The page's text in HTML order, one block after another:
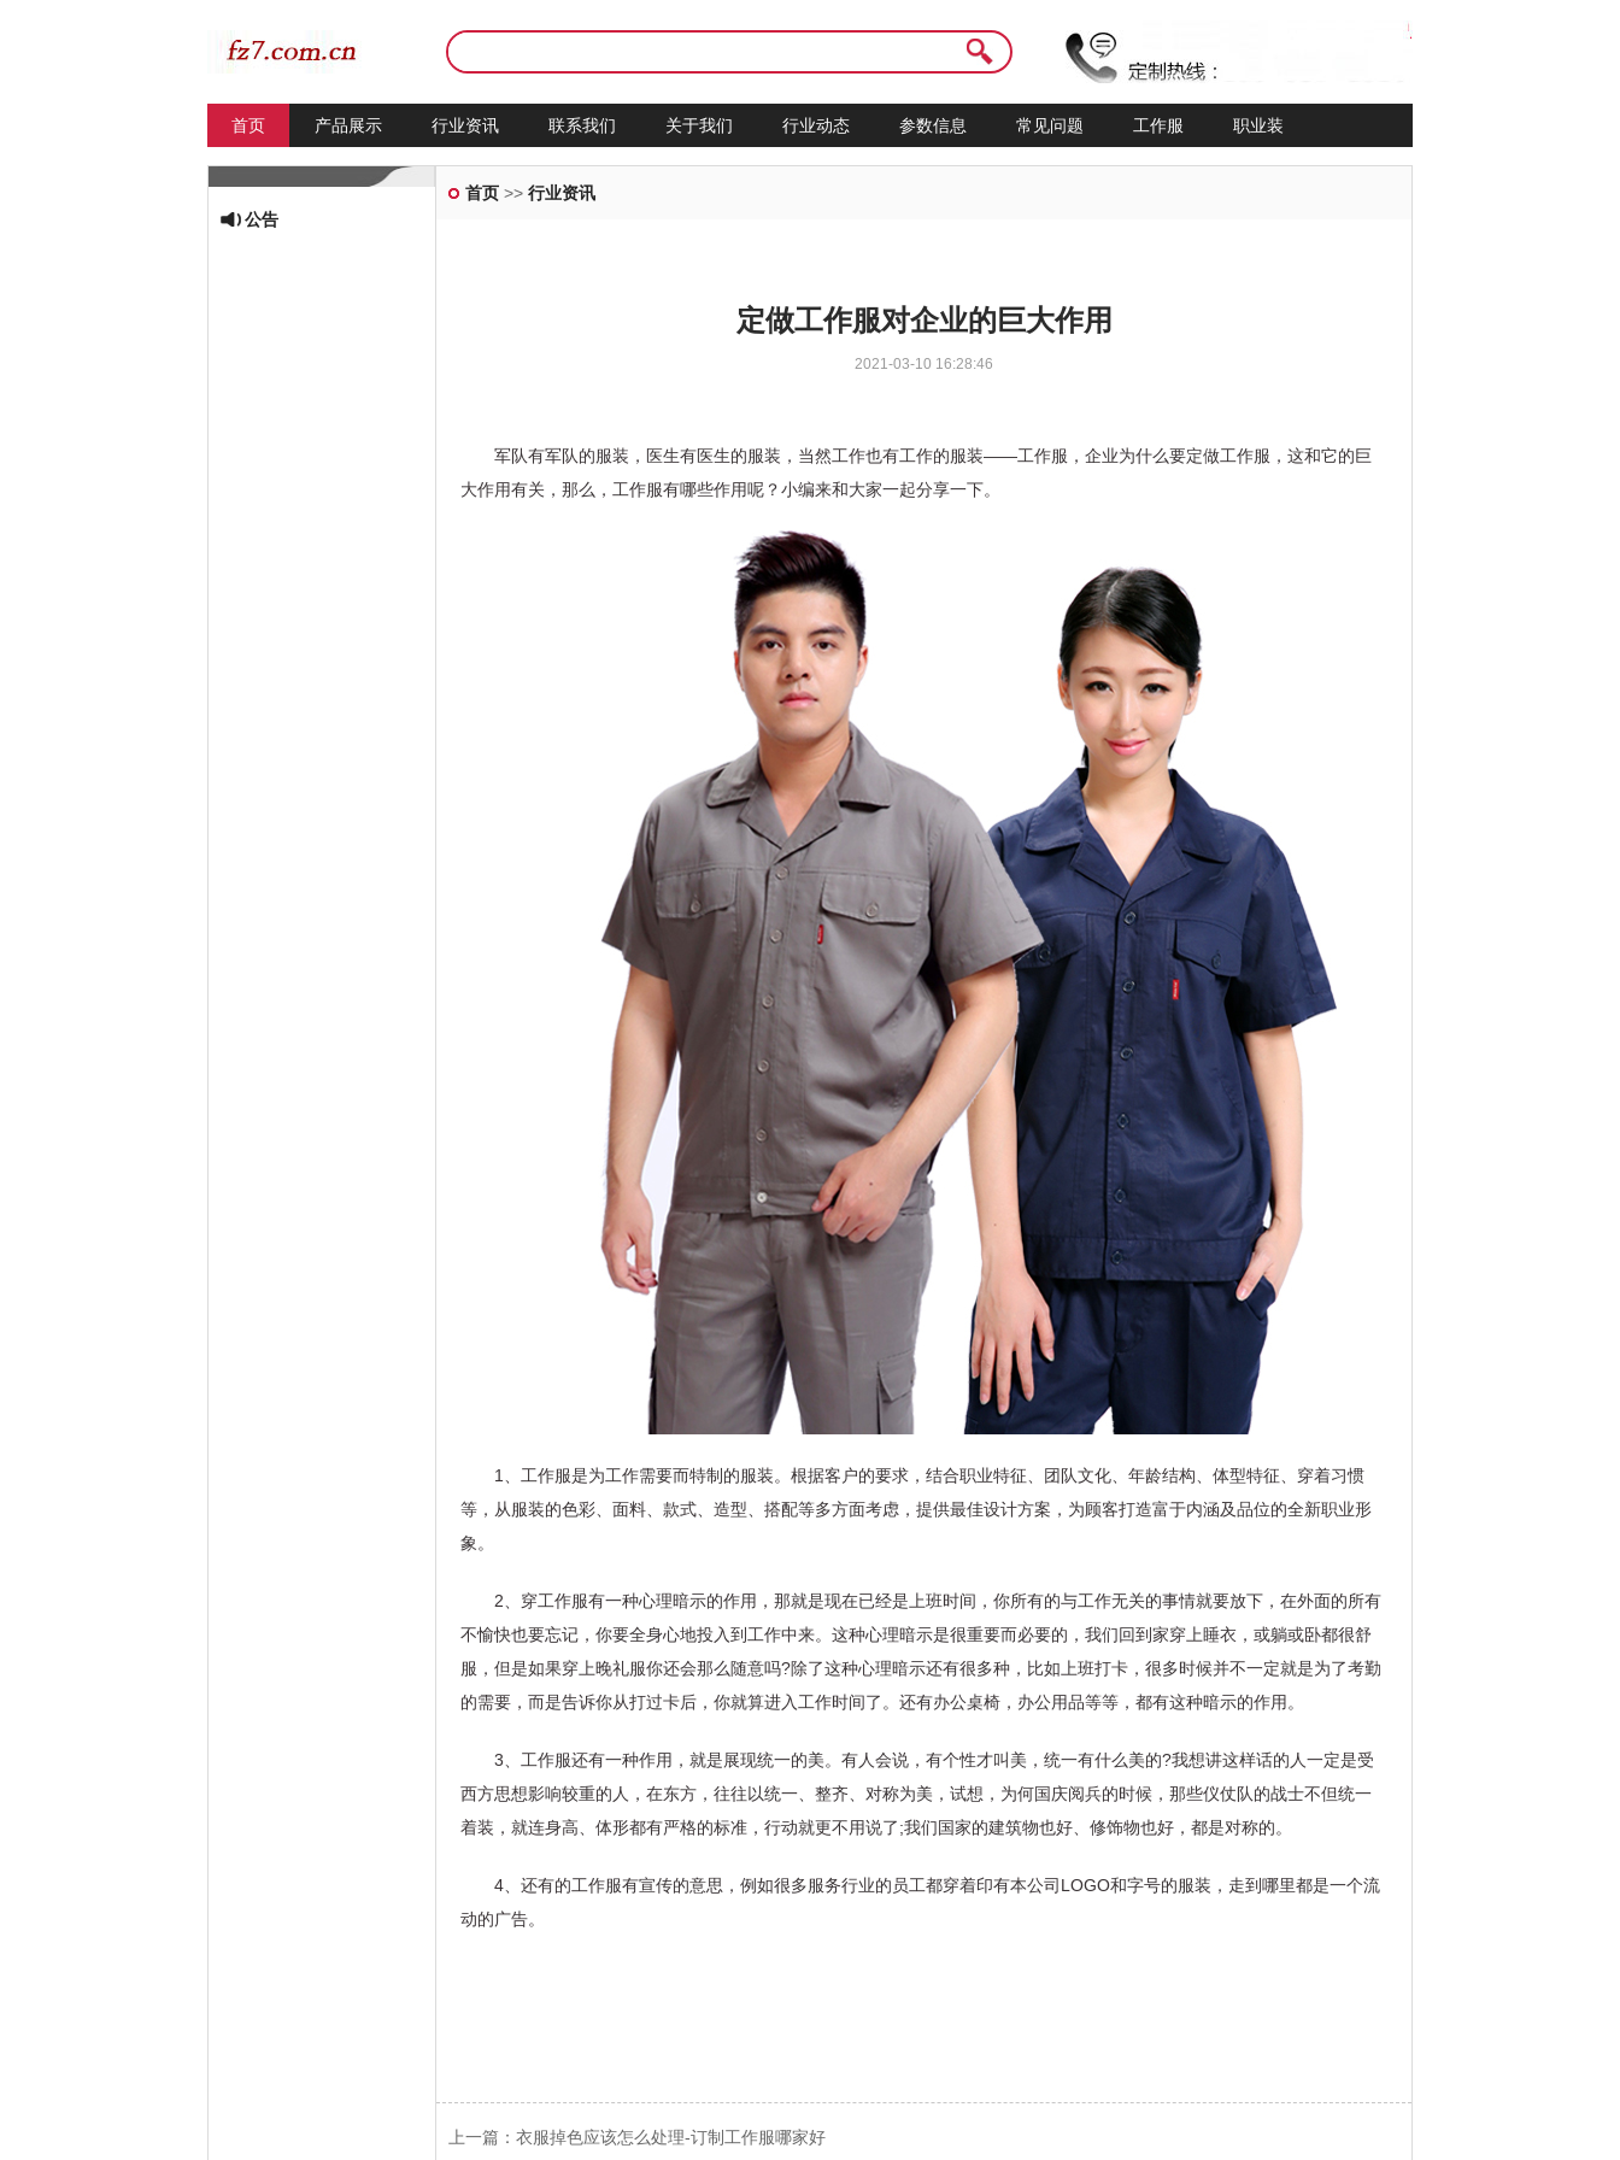
首页 产品展示 行业资讯 联系我们 关于我们 行业动态 参数信息 常见问题 工作服 职业装
首页 >>行业资讯
定做工作服对企业的巨大作用
2021-03-10 16:28:46
军队有军队的服装，医生有医生的服装，当然工作也有工作的服装——工作服，企业为什么要定做工作服，这和它的巨
大作用有关，那么，工作服有哪些作用呢？小编来和大家一起分享一下。
1、工作服是为工作需要而特制的服装。根据客户的要求，结合职业特征、团队文化、年龄结构、体型特征、穿着习惯
等，从服装的色彩、面料、款式、造型、搭配等多方面考虑，提供最佳设计方案，为顾客打造富于内涵及品位的全新职业形
象。
2、穿工作服有一种心理暗示的作用，那就是现在已经是上班时间，你所有的与工作无关的事情就要放下，在外面的所有
不愉快也要忘记，你要全身心地投入到工作中来。这种心理暗示是很重要而必要的，我们回到家穿上睡衣，或躺或卧都很舒
服，但是如果穿上晚礼服你还会那么随意吗?除了这种心理暗示还有很多种，比如上班打卡，很多时候并不一定就是为了考勤
的需要，而是告诉你从打过卡后，你就算进入工作时间了。还有办公桌椅，办公用品等等，都有这种暗示的作用。
3、工作服还有一种作用，就是展现统一的美。有人会说，有个性才叫美，统一有什么美的?我想讲这样话的人一定是受
西方思想影响较重的人，在东方，往往以统一、整齐、对称为美，试想，为何国庆阅兵的时候，那些仪仗队的战士不但统一
着装，就连身高、体形都有严格的标准，行动就更不用说了;我们国家的建筑物也好、修饰物也好，都是对称的。
4、还有的工作服有宣传的意思，例如很多服务行业的员工都穿着印有本公司LOGO和字号的服装，走到哪里都是一个流
动的广告。
上一篇：衣服掉色应该怎么处理-订制工作服哪家好
公告